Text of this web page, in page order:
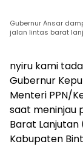
Gubernur Ansar
jalan lintas barat
nyiru kami
Gubernur
Menteri PPN/
saat meninjau
Barat Lanjutan
Kabupaten